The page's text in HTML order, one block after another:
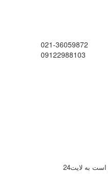
021-36059872
09122988103
به لایت24